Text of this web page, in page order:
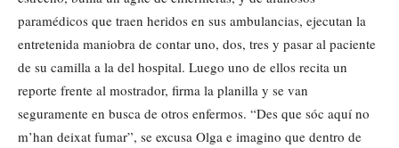
paramédicos que traen heridos en sus ambulancias, ejecutan la
entretenida maniobra de contar uno, dos, tres y pasar al paciente
de su camilla a la del hospital. Luego uno de ellos recita un
reporte frente al mostrador, firma la planilla y se van
seguramente en busca de otros enfermos. “Des que sóc aquí no
m’han deixat fumar”, se excusa Olga e imagino que dentro de